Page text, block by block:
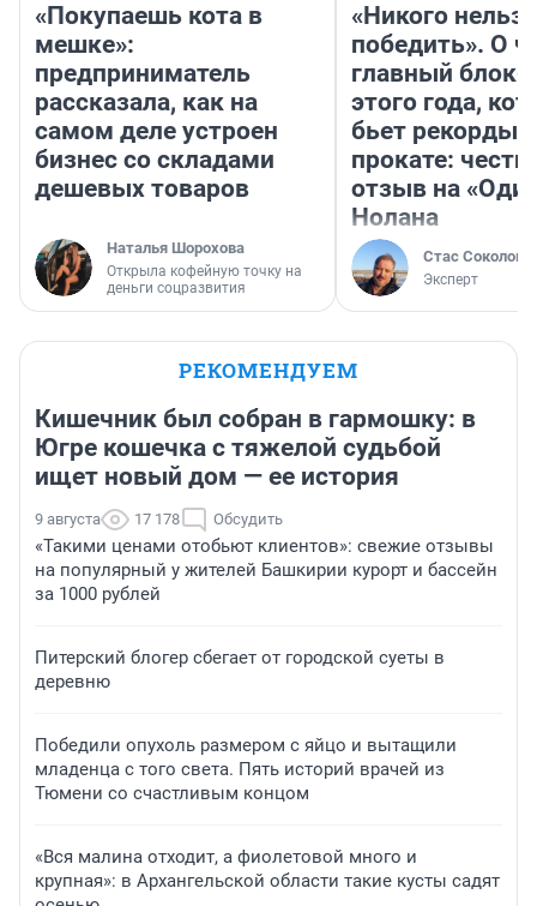
«Покупаешь кота в
мешке»:
предприниматель
рассказала, как на
самом деле устроен
бизнес со складами
дешевых товаров
Наталья Шорохова
Открыла кофейную точку на
деньги соцразвития
«Никого нельзя
победить». О
главный
этого года,
бьет рекорды в
прокате:
отзыв на
Нолана
Стас Соколов
Эксперт
РЕКОМЕНДУЕМ
Кишечник был собран в гармошку: в
Югре кошечка с тяжелой судьбой
ищет новый дом — ее история
9 августа 17 178 Обсудить
«Такими ценами отобьют клиентов»: свежие отзывы
на популярный у жителей Башкирии курорт и бассейн
за 1000 рублей
Питерский блогер сбегает от городской суеты в
деревню
Победили опухоль размером с яйцо и вытащили
младенца с того света. Пять историй врачей из
Тюмени со счастливым концом
«Вся малина отходит, а фиолетовой много и
крупная»: в Архангельской области такие кусты садят